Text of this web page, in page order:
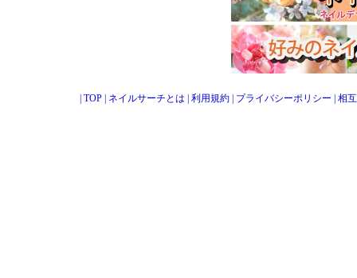
TOP ネイルサーチとは 利用規約 プライバシーポリシー 相